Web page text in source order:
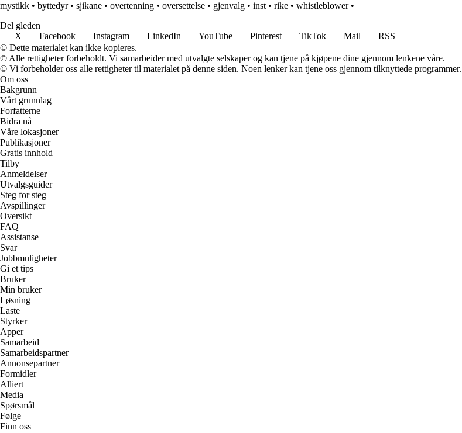
mystikk • byttedyr• sjikane • overtenning • oversettelse • gjenvalg • inst • rike • whistleblower•
Del gleden
X
Facebook Instagram LinkedIn YouTube Pinterest TikTok Mail
RSS
© Dette materialet kan ikke kopieres.
© Alle rettigheter forbeholdt. Vi samarbeider med utvalgte selskaper og kan tjene på kjøpene dine gjennom lenkene våre.
© Vi forbeholder oss alle rettigheter til materialet på denne siden. Noen lenker kan tjene oss gjennom tilknyttede
Om oss
Bakgrunn
Vårt grunnlag
Forfatterne
Bidra nå
Våre lokasjoner
Publikasjoner
Gratis innhold
Tilby
Anmeldelser
Utvalgsguider
Steg for steg
Avspillinger
Oversikt
FAQ
Assistanse
Svar
Jobbmuligheter
Gi et tips
Bruker
Min bruker
Løsning
Laste
Styrker
Apper
Samarbeid
Samarbeidspartner
Annonsepartner
Formidler
Alliert
Media
Spørsmål
Følge
Finn oss